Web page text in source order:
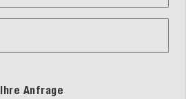
Ihre Anfrage